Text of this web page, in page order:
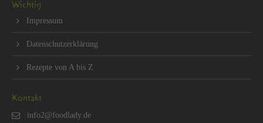
Wich­tig
Im­pres­sum
Da­ten­schut­z­er­klä­rung
Re­zep­te von A bis Z
Kon­takt